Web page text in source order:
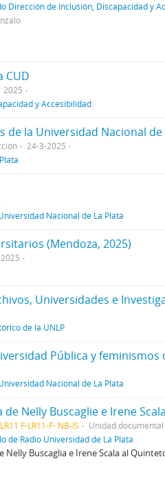
Dirección de Inclusión, Discapacidad y
CUD
2025
y Accesibilidad
de la Universidad Nacional de
24-3-2025
Nacional de La Plata
(Mendoza, 2025)
2025
Universidades e
de la UNLP
Pública y
Nacional de La Plata
de Nelly Buscaglie e Irene
F-LR11-F- NB-IS Unidad
de Radio Universidad de La Plata
Nelly Buscaglia e Irene Scala al